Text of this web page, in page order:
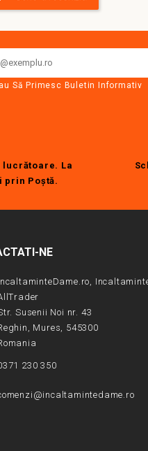
Să Primesc Buletin Informativ
La
Poştă.
NE
Susenii Noi nr. 43
Mures, 545300
230 350